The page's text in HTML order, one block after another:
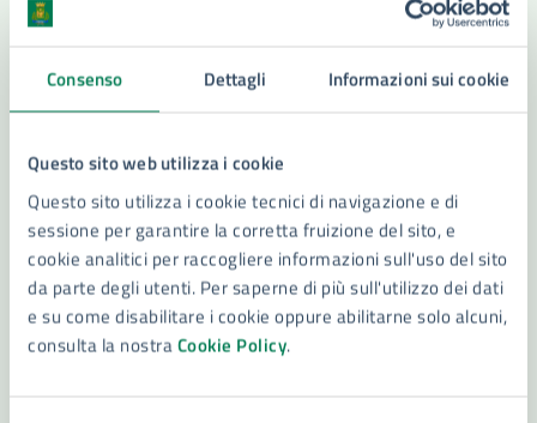
Consenso Dettagli Informazioni sui cookie
Questo sito web utilizza i cookie
Questo sito utilizza i cookie tecnici di navigazione e di
sessione per garantire la corretta fruizione del sito, e
cookie analitici per raccogliere informazioni sull'uso del sito
da parte degli utenti. Per saperne di più sull'utilizzo dei dati
e su come disabilitare i cookie oppure abilitarne solo alcuni,
consulta la nostraCookie Policy.
Iniziati i lavori per la nuova illuminazione di via
Lotta alla povertà energetica, il Comune ammesso
al programma Epah inizia una collaborazione con
Lavori per l’illuminazione nelle vie Panico e Teti:
così le modifiche alla mobilità
Presto la nuova illuminazione alla Borgata,
Firenze: più sicurezza per i cittadini
Vedi altri 4